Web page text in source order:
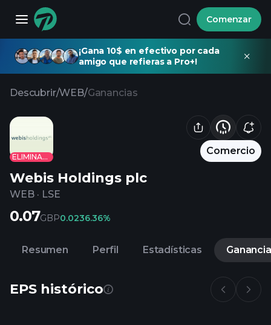
Comenzar
¡Gana 10$ en efectivo por cada
amigo que refieras a Pro+!
Descubrir/WEB/Ganancias
ELIMINADO
Comercio
Webis Holdings plc
WEB · LSE
0.07GBP0.0236.36%
Resumen Perfil Estadísticas
EPS histórico